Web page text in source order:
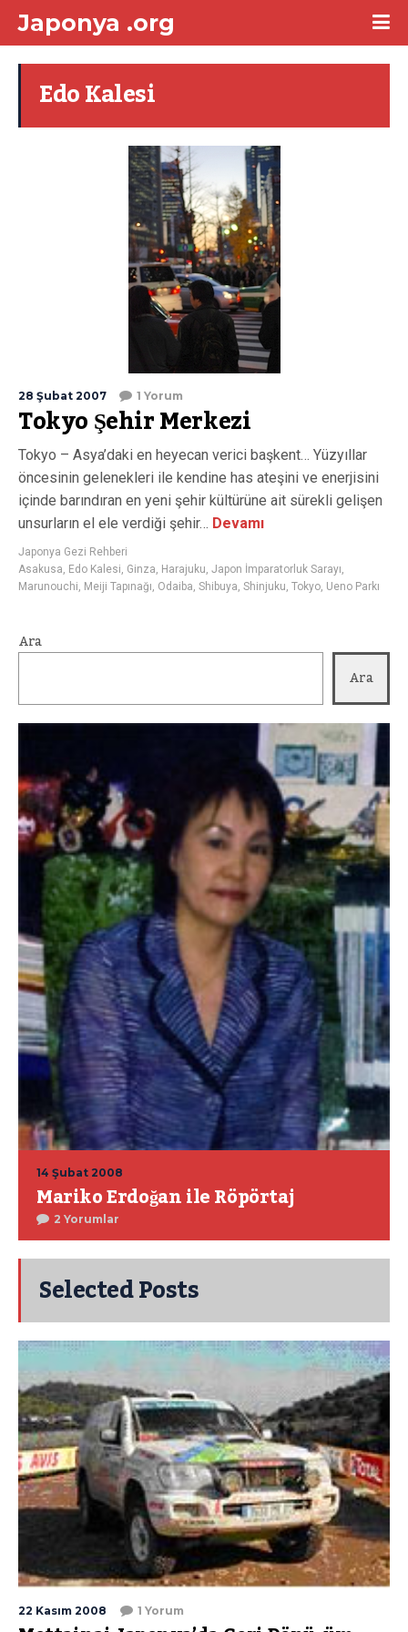
Japonya .org
Edo Kalesi
28 Şubat 2007 1 Yorum
Tokyo Şehir Merkezi
Tokyo – Asya’daki en heyecan verici başkent… Yüzyıllar
öncesinin gelenekleri ile kendine has ateşini ve enerjisini
içinde barındıran en yeni şehir kültürüne ait sürekli gelişen
unsurların el ele verdiği şehir… Devamı
Japonya Gezi Rehberi
Asakusa, Edo Kalesi, Ginza, Harajuku, Japon İmparatorluk Sarayı,
Marunouchi, Meiji Tapınağı, Odaiba, Shibuya, Shinjuku, Tokyo, Ueno Parkı
Ara
Ara
14 Şubat 2008
Mariko Erdoğan ile Röpörtaj
2 Yorumlar
Selected Posts
22 Kasım 2008 1 Yorum